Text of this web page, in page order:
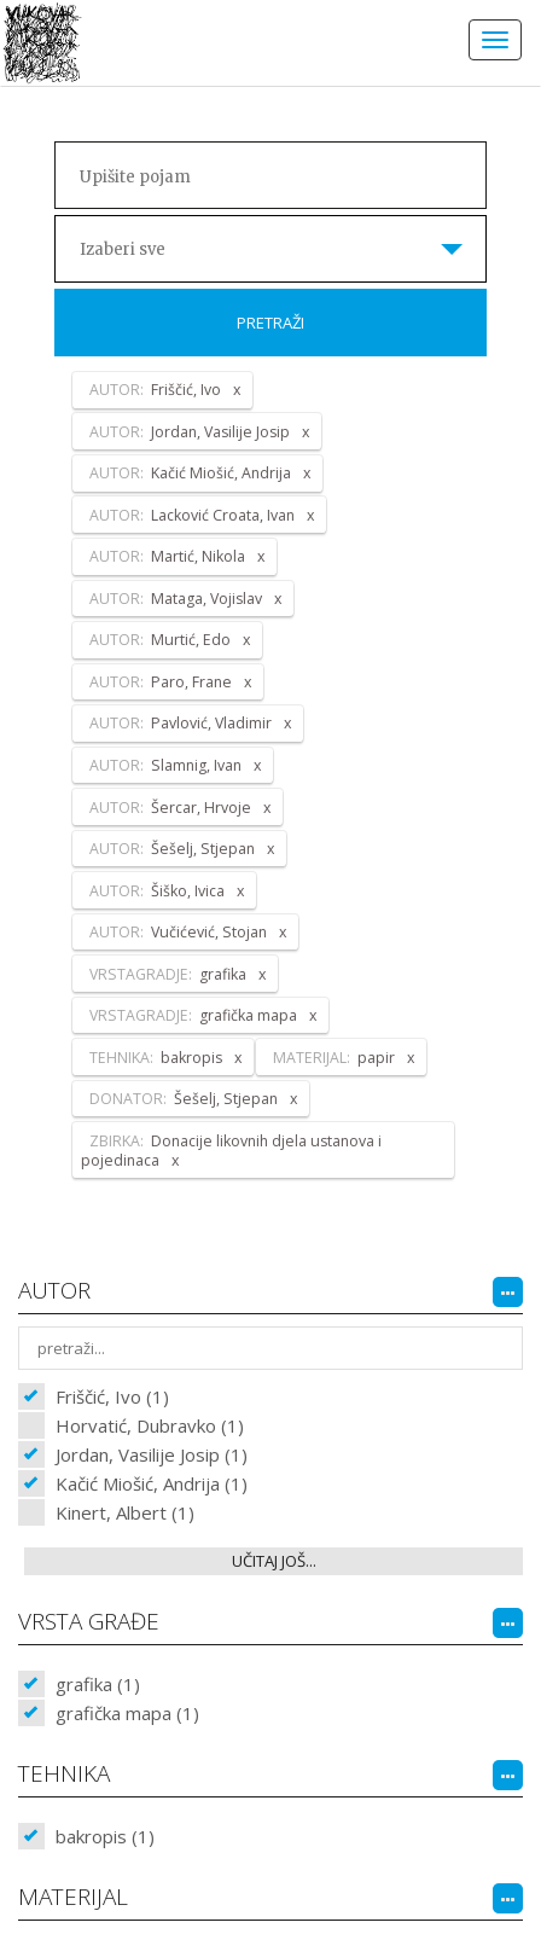
Izaberi sve
PRETRAŽI
AUTOR: Friščić, Ivo
AUTOR: Jordan, Vasilije Josip
AUTOR: Kačić Miošić, Andrija
AUTOR: Lacković Croata, Ivan
AUTOR: Martić, Nikola
AUTOR: Mataga, Vojislav
AUTOR: Murtić, Edo
AUTOR: Paro, Frane
AUTOR: Pavlović, Vladimir
AUTOR: Slamnig, Ivan
AUTOR: Šercar, Hrvoje
AUTOR: Šešelj, Stjepan
AUTOR: Šiško, Ivica
AUTOR: Vučićević, Stojan
VRSTAGRADJE: grafika
VRSTAGRADJE: grafička mapa
TEHNIKA: bakropis MATERIJAL: papir
DONATOR: Šešelj, Stjepan
ZBIRKA: Donacije likovnih djela ustanova i
pojedinaca
AUTOR
Friščić, Ivo (1)
Horvatić, Dubravko (1)
Jordan, Vasilije Josip (1)
Kačić Miošić, Andrija (1)
Kinert, Albert (1)
UČITAJ JOŠ...
VRSTA GRAĐE
grafika (1)
grafička mapa (1)
TEHNIKA
bakropis (1)
MATERIJAL